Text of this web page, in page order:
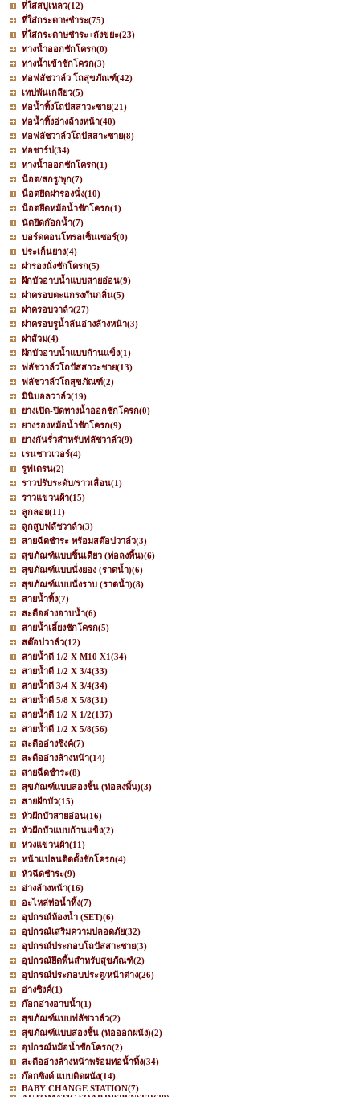
ที่ใส่สบู่เหลว(12)
ที่ใส่กระดาษชำระ(75)
ที่ใส่กระดาษชำระ+ถังขยะ(23)
ทางน้ำออกชักโครก(0)
ทางน้ำเข้าชักโครก(3)
ท่อฟลัชวาล์ว โถสุขภัณฑ์(42)
เทปพันเกลียว(5)
ท่อน้ำทิ้งโถปัสสาวะชาย(21)
ท่อน้ำทิ้งอ่างล้างหน้า(40)
ท่อฟลัชวาล์วโถปัสสาะชาย(8)
ท่อชาร์ป(34)
ทางน้ำออกชักโครก(1)
น็อต/สกรู/พุก(7)
น็อตยึดฝารองนั่ง(10)
น็อตยึดหม้อน้ำชักโครก(1)
นัตยึดก๊อกน้ำ(7)
บอร์ดคอนโทรลเซ็นเซอร์(0)
ประเก็นยาง(4)
ฝารองนั่งชักโครก(5)
ฝักบัวอาบน้ำแบบสายอ่อน(9)
ฝาครอบตะแกรงกันกลิ่น(5)
ฝาครอบวาล์ว(27)
ฝาครอบรูน้ำล้นอ่างล้างหน้า(3)
ฝาส้วม(4)
ฝักบัวอาบน้ำแบบก้านแข็ง(1)
ฟลัชวาล์วโถปัสสาวะชาย(13)
ฟลัชวาล์วโถสุขภัณฑ์(2)
มินิบอลวาล์ว(19)
ยางเปิด-ปิดทางน้ำออกชักโครก(0)
ยางรองหม้อน้ำชักโครก(9)
ยางกันรั่วสำหรับฟลัชวาล์ว(9)
เรนชาวเวอร์(4)
รูฟเดรน(2)
ราวปรับระดับ/ราวเลื่อน(1)
ราวแขวนผ้า(15)
ลูกลอย(11)
ลูกสูบฟลัชวาล์ว(3)
สายฉีดชำระ พร้อมสต๊อปวาล์ว(3)
สุขภัณฑ์แบบชิ้นเดียว (ท่อลงพื้น)(6)
สุขภัณฑ์แบบนั่งยอง (ราดน้ำ)(6)
สุขภัณฑ์แบบนั่งราบ (ราดน้ำ)(8)
สายน้ำทิ้ง(7)
สะดืออ่างอาบน้ำ(6)
สายน้ำเลี้ยงชักโครก(5)
สต๊อปวาล์ว(12)
สายน้ำดี 1/2 X M10 X1(34)
สายน้ำดี 1/2 X 3/4(33)
สายน้ำดี 3/4 X 3/4(34)
สายน้ำดี 5/8 X 5/8(31)
สายน้ำดี 1/2 X 1/2(137)
สายน้ำดี 1/2 X 5/8(56)
สะดืออ่างซิงค์(7)
สะดืออ่างล้างหน้า(14)
สายฉีดชำระ(8)
สุขภัณฑ์แบบสองชิ้น (ท่อลงพื้น)(3)
สายฝักบัว(15)
หัวฝักบัวสายอ่อน(16)
หัวฝักบัวแบบก้านแข็ง(2)
ห่วงแขวนผ้า(11)
หน้าแปลนติดตั้งชักโครก(4)
หัวฉีดชำระ(9)
อ่างล้างหน้า(16)
อะไหล่ท่อน้ำทิ้ง(7)
อุปกรณ์ห้องน้ำ (SET)(6)
อุปกรณ์เสริมความปลอดภัย(32)
อุปกรณ์ประกอบโถปัสสาะชาย(3)
อุปกรณ์ยึดพื้นสำหรับสุขภัณฑ์(2)
อุปกรณ์ประกอบประตู/หน้าต่าง(26)
อ่างซิงค์(1)
ก๊อกอ่างอาบน้ำ(1)
สุขภัณฑ์แบบฟลัชวาล์ว(2)
สุขภัณฑ์แบบสองชิ้น (ท่อออกผนัง)(2)
อุปกรณ์หม้อน้ำชักโครก(2)
สะดืออ่างล้างหน้าพร้อมท่อน้ำทิ้ง(34)
ก๊อกซิงค์ แบบติดผนัง(14)
BABY CHANGE STATION(7)